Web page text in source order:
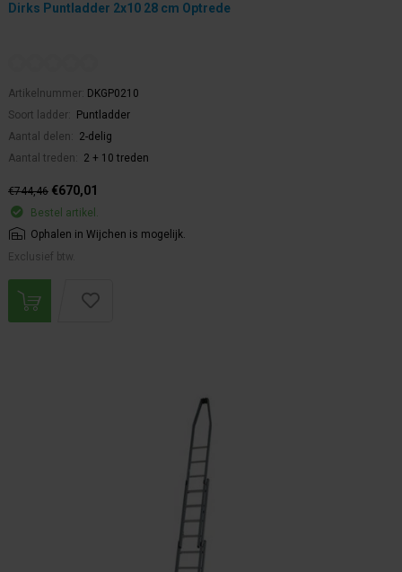
Dirks Puntladder 2x10 28 cm Optrede
Artikelnummer: DKGP0210
Soort ladder:
Puntladder
Aantal delen:
2-delig
Aantal treden:
2 + 10 treden
€744,46 €670,01
Bestel artikel.
Ophalen in Wijchen is mogelijk.
Exclusief btw.